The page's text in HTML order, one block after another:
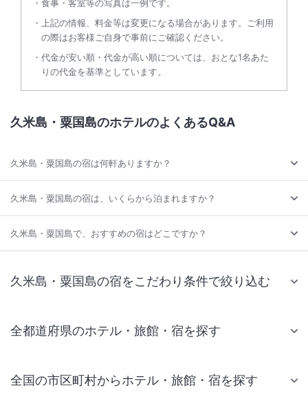
食事・客室等の写真は一例です。
上記の情報、料金等は変更になる場合があります。ご利用
の際はお客様ご自身で事前にご確認ください。
代金が安い順・代金が高い順については、おとな1名あた
りの代金を基準としています。
久米島・粟国島のホテルのよくあるQ&A
久米島・粟国島の宿は何軒ありますか？
久米島・粟国島の宿は、いくらから泊まれますか？
久米島・粟国島で、おすすめの宿はどこですか？
久米島・粟国島の宿をこだわり条件で絞り込む
全都道府県のホテル・旅館・宿を探す
全国の市区町村からホテル・旅館・宿を探す